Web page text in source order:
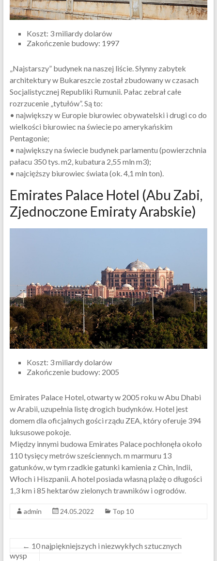
Koszt: 3 miliardy dolarów
Zakończenie budowy: 1997
„Najstarszy” budynek na naszej liście. Słynny zabytek
architektury w Bukareszcie został zbudowany w czasach
Socjalistycznej Republiki Rumunii. Pałac zebrał całe
rozrzucenie „tytułów”. Są to:
• największy w Europie biurowiec obywatelski i drugi co do
wielkości biurowiec na świecie po amerykańskim
Pentagonie;
• największy na świecie budynek parlamentu (powierzchnia
pałacu 350 tys. m2, kubatura 2,55 mln m3);
• najcięższy biurowiec świata (ok. 4,1 mln ton).
Emirates Palace Hotel (Abu Zabi,
Zjednoczone Emiraty Arabskie)
Koszt: 3 miliardy dolarów
Zakończenie budowy: 2005
Emirates Palace Hotel, otwarty w 2005 roku w Abu Dhabi
w Arabii, uzupełnia listę drogich budynków. Hotel jest
domem dla oficjalnych gości rządu ZEA, który oferuje 394
luksusowe pokoje.
Między innymi budowa Emirates Palace pochłonęła około
110 tysięcy metrów sześciennych. m marmuru 13
gatunków, w tym rzadkie gatunki kamienia z Chin, Indii,
Włoch i Hiszpanii. A hotel posiada własną plażę o długości
1,3 km i 85 hektarów zielonych trawników i ogrodów.
admin 24.05.2022 Top 10
← 10 najpiękniejszych i niezwykłych sztucznych
wysp